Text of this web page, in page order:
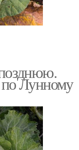
позднюю.
по Лунному